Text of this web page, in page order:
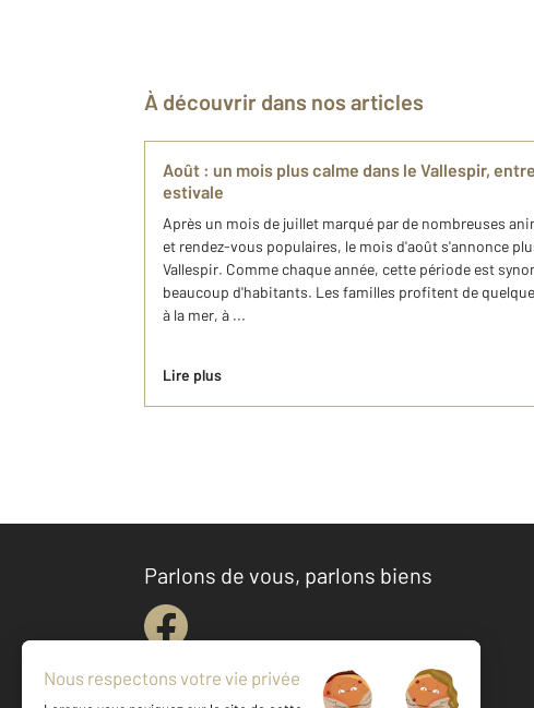
À découvrir dans nos articles
Août : un mois plus calme dans le Vallespir,
estivale
Après un mois de juillet marqué par de nombreuses
et rendez-vous populaires, le mois d'août s'annonce
Vallespir. Comme chaque année, cette période est
beaucoup d'habitants. Les familles profitent de
à la mer, à ...
Lire plus
Parlons de vous, parlons biens